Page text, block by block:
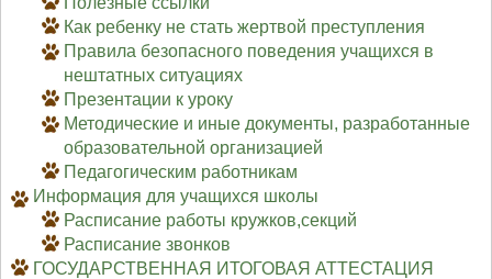
Как ребенку не стать жертвой преступления
Правила безопасного поведения учащихся в
нештатных ситуациях
Презентации к уроку
Методические и иные документы, разработанные
образовательной организацией
Педагогическим работникам
Информация для учащихся школы
Расписание работы кружков,секций
Расписание звонков
ГОСУДАРСТВЕННАЯ ИТОГОВАЯ АТТЕСТАЦИЯ